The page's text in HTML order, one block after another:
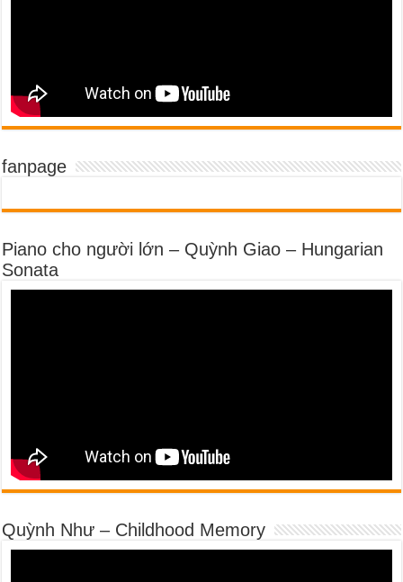
fanpage
Piano cho người lớn – Quỳnh Giao – Hungarian
Sonata
Quỳnh Như – Childhood Memory